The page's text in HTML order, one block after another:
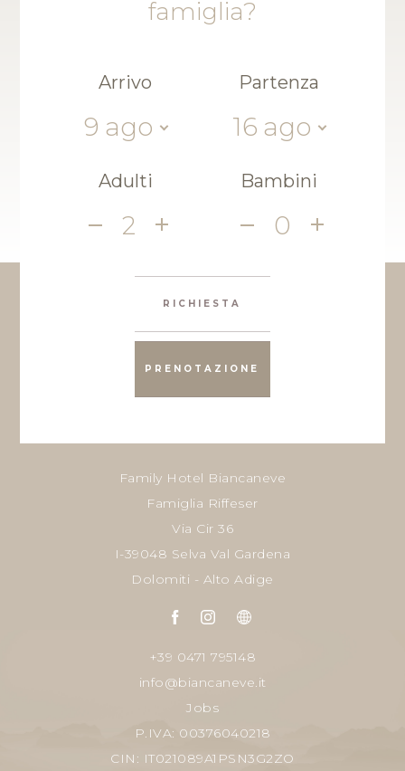
famiglia?
Arrivo
9 ago
Partenza
16 ago
Adulti
2
Bambini
0
RICHIESTA
PRENOTAZIONE
Family Hotel Biancaneve
Famiglia Riffeser
Via Cir 36
I-39048 Selva Val Gardena
Dolomiti - Alto Adige
+39 0471 795148
info@biancaneve.it
Jobs
P.IVA: 00376040218
CIN: IT021089A1PSN3G2ZO